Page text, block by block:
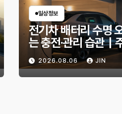
일상정보
전기차 배터리 수명
는 충전·관리 습관｜
리 불안 줄이는 현실
법2026.08.06 JIN